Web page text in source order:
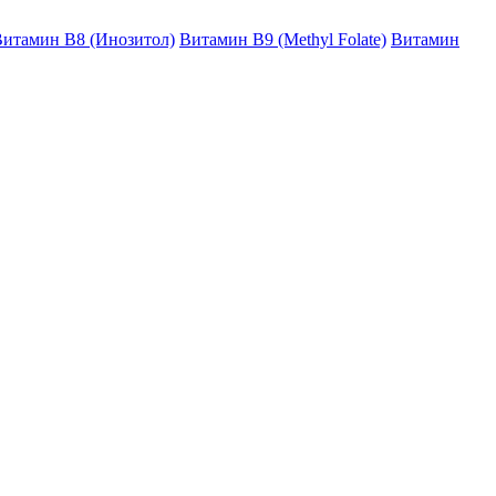
B8 (Инозитол) Витамин B9 (Methyl Folate) Витамин